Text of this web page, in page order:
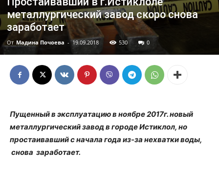
металлургический завод скоро снова
заработает
От Мадина Почоева - 19.09.2018 530 0
Пущенный в эксплуатацию в ноябре 2017г. новый
металлургический завод в городе Истиклол, но
простаивавший с начала года из-за нехватки воды,
снова заработает.